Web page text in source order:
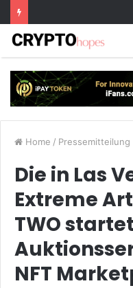
Home / Pressemitteilung
Die in Las
Extreme
TWO
NFT